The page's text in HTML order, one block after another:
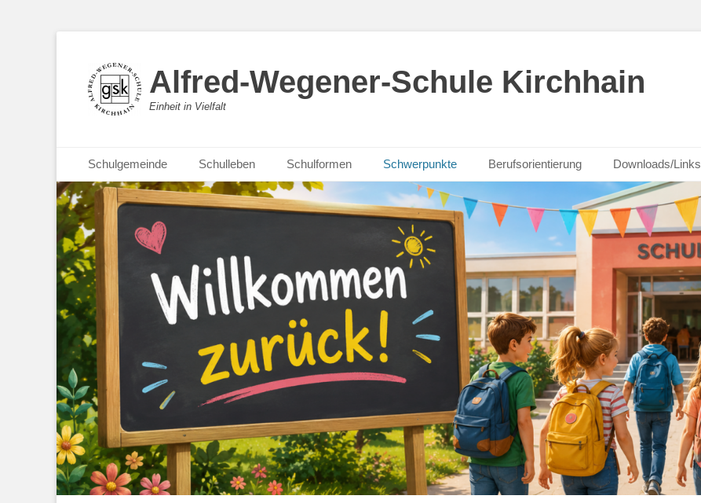
Alfred-Wegener-Schule Kirchhain
Einheit in Vielfalt
Primäres Menü
Inhalt
springen
Schulgemeinde Schulleben Schulformen Schwerpunkte Berufsorientierung Downloads/Links